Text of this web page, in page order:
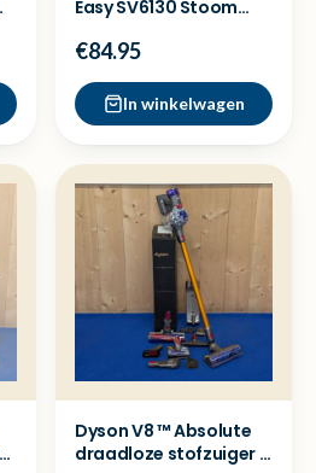
Easy SV6130 Stoom
€84.95
In winkelwagen
Dyson V8 ™ Absolute
draadloze stofzuiger -